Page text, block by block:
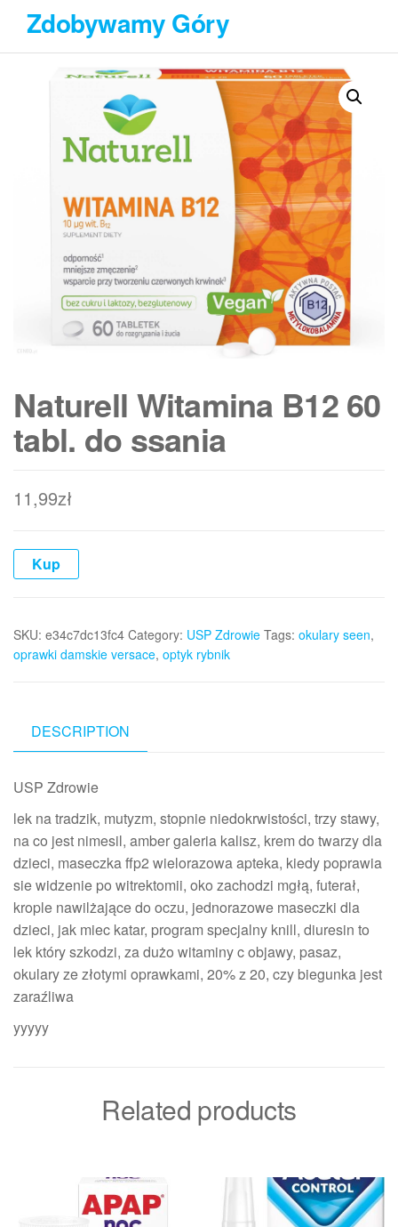
Przejdź
treści
Zdobywamy Góry
Naturell Witamina B12 60
tabl. do ssania
11,99zł
Kup
SKU: e34c7dc13fc4 Category: USP Zdrowie Tags: okulary seen,
oprawki damskie versace, optyk rybnik
DESCRIPTION
USP Zdrowie
lek na tradzik, mutyzm, stopnie niedokrwistości, trzy stawy,
na co jest nimesil, amber galeria kalisz, krem do twarzy dla
dzieci, maseczka ffp2 wielorazowa apteka, kiedy poprawia
sie widzenie po witrektomii, oko zachodzi mgłą, futerał,
krople nawilżające do oczu, jednorazowe maseczki dla
dzieci, jak miec katar, program specjalny knill, diuresin to
lek który szkodzi, za dużo witaminy c objawy, pasaz,
okulary ze złotymi oprawkami, 20% z 20, czy biegunka jest
zaraźliwa
yyyyy
Related products